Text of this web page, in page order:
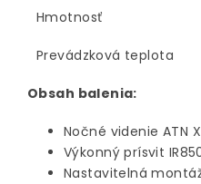
Hmotnosť
Prevádzková teplota
Obsah balenia:
Nočné videnie ATN
Výkonný prísvit
Nastavitelná